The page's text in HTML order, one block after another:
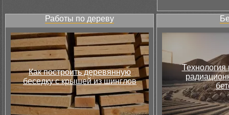
Работы по дереву
Как построить деревянную
беседку с крышей из шинглов
Технология